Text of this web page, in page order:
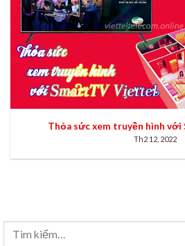
Thỏa sức xem truyền hình
Th2 12, 2022